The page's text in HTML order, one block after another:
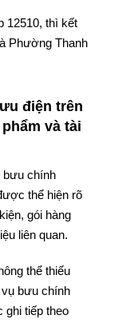
12510, thì kết
Phường Thanh
điện trên
và tài
chính
thể hiện rõ
gói hàng
liên quan.
thể thiếu
bưu chính
tiếp theo